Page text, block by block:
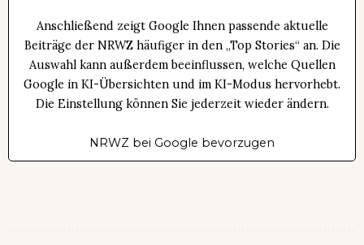
Anschließend zeigt Google Ihnen passende aktuelle
Beiträge der NRWZ häufiger in den „Top Stories“ an. Die
Auswahl kann außerdem beeinflussen, welche Quellen
Google in KI-Übersichten und im KI-Modus hervorhebt.
Die Einstellung können Sie jederzeit wieder ändern.
NRWZ bei Google bevorzugen